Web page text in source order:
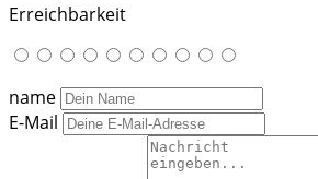
Erreichbarkeit
name
E-Mail